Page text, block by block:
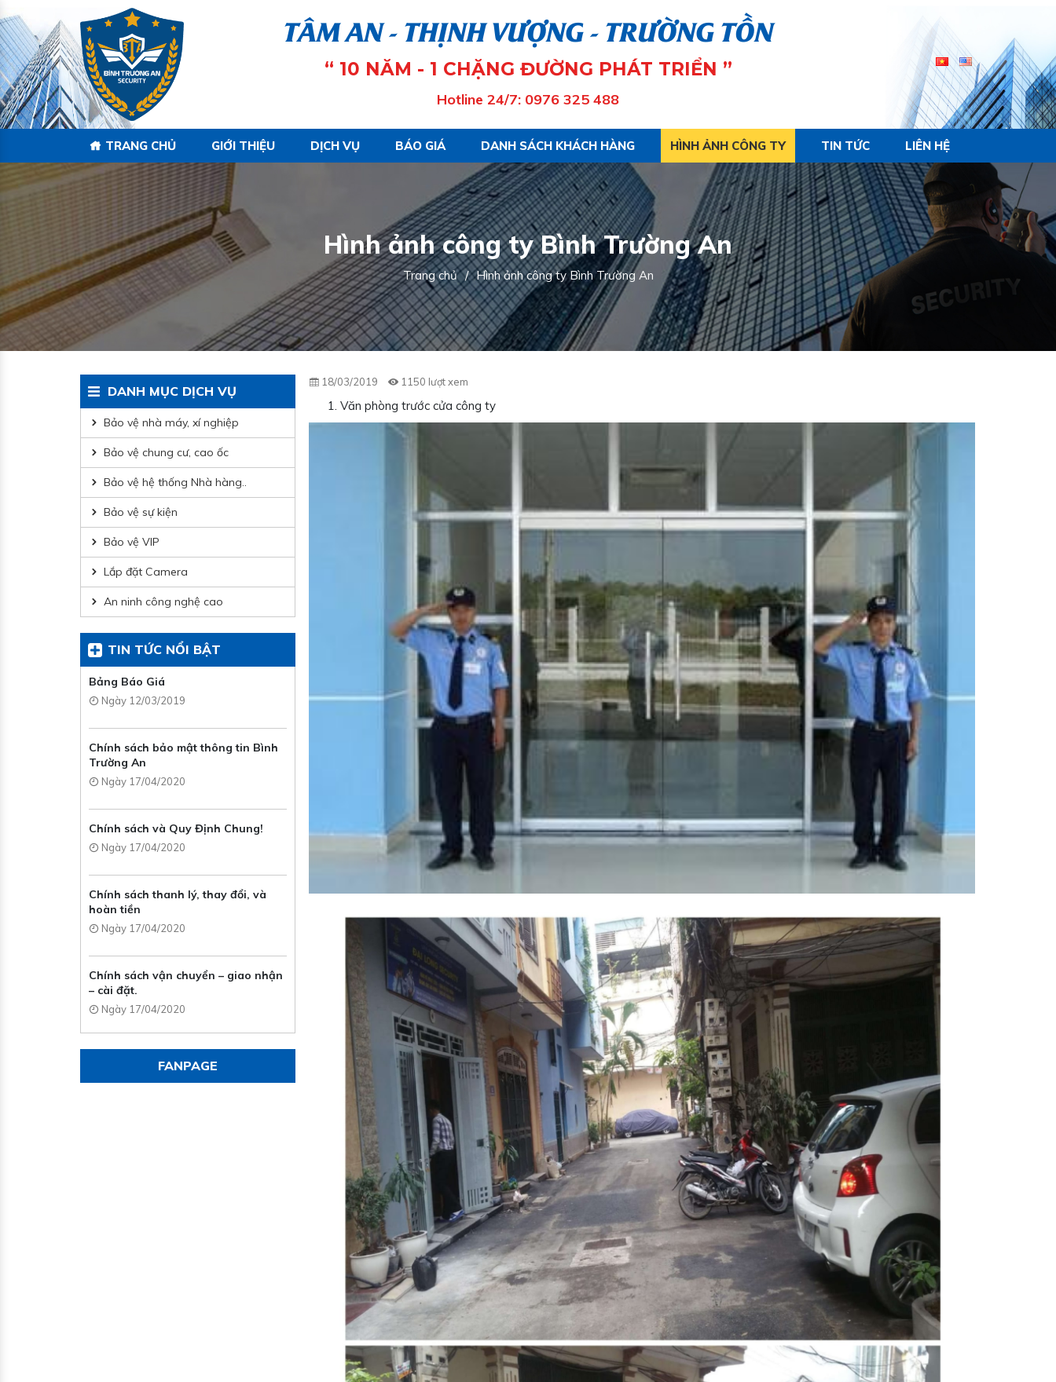
TÂM AN - THỊNH VƯỢNG - TRƯỜNG TỒN
“ 10 NĂM - 1 CHẶNG ĐƯỜNG PHÁT TRIỂN ”
Hotline 24/7: 0976 325 488
TRANG CHỦ GIỚI THIỆU DỊCH VỤ BÁO GIÁ DANH SÁCH KHÁCH HÀNG HÌNH ẢNH CÔNG TY TIN TỨC LIÊN HỆ
Hình ảnh công ty Bình Trường An
Trang chủ / Hình ảnh công ty Bình Trường An
18/03/2019 1150 lượt xem
Văn phòng trước cửa công ty
DANH MỤC DỊCH VỤ
Bảo vệ nhà máy, xí nghiệp
Bảo vệ chung cư, cao ốc
Bảo vệ hệ thống Nhà hàng..
Bảo vệ sự kiện
Bảo vệ VIP
Lắp đặt Camera
An ninh công nghệ cao
TIN TỨC NỔI BẬT
Bảng Báo Giá
Ngày 12/03/2019
Chính sách bảo mật thông tin Bình
Trường An
Ngày 17/04/2020
Chính sách và Quy Định Chung!
Ngày 17/04/2020
Chính sách thanh lý, thay đổi, và
hoàn tiền
Ngày 17/04/2020
Chính sách vận chuyển – giao nhận
– cài đặt.
Ngày 17/04/2020
FANPAGE